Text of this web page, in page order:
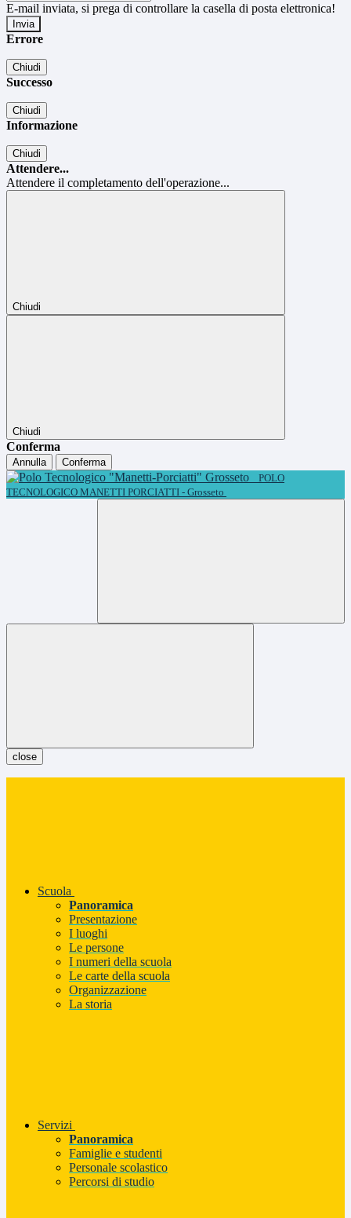
E-mail inviata, si prega di controllare la casella di posta elettronica!
Errore
Chiudi
Successo
Chiudi
Informazione
Chiudi
Attendere...
Attendere il completamento dell'operazione...
Chiudi
Chiudi
Conferma
Annulla
Conferma
POLO
TECNOLOGICO MANETTI PORCIATTI - Grosseto
close
Scuola
Panoramica
Presentazione
I luoghi
Le persone
I numeri della scuola
Le carte della scuola
Organizzazione
La storia
Servizi
Panoramica
Famiglie e studenti
Personale scolastico
Percorsi di studio